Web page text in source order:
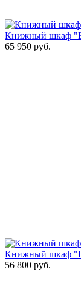
Книжный шкаф
65 950 руб.
Книжный шкаф
56 800 руб.